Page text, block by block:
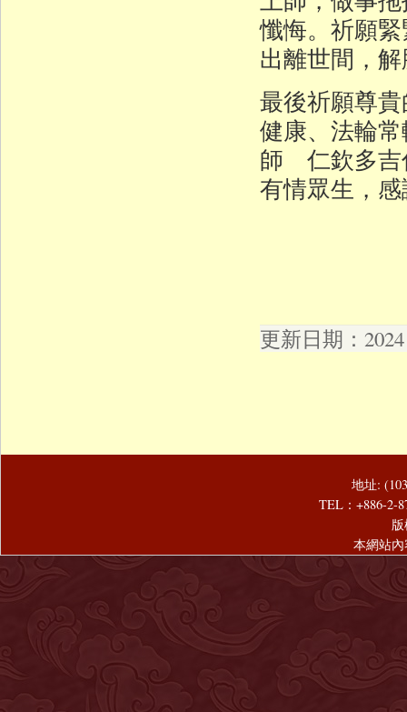
懺悔。祈願
出離世間，
最後祈願尊
健康、法輪
師 仁欽多吉
有情眾生，
更新日期：
地址:
TEL：+886-2-
本網站